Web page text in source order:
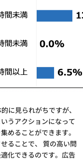
に見られがちですが、
うアクションになって
めることができます。
ることで、 質の高い問
化できるのです。広告